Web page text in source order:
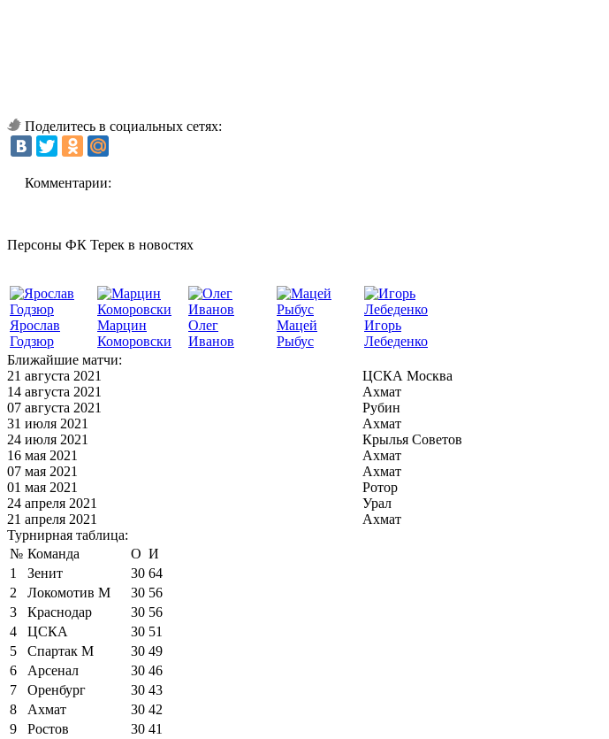
Поделитесь в социальных сетях:
Комментарии:
Персоны ФК Терек в новостях
Ярослав
Годзюр
Марцин
Коморовски
Олег
Иванов
Мацей
Рыбус
Игорь
Лебеденко
Ближайшие матчи:
21 августа 2021
ЦСКА Москва
14 августа 2021
Ахмат
07 августа 2021
Рубин
31 июля 2021
Ахмат
24 июля 2021
Крылья Советов
16 мая 2021
Ахмат
07 мая 2021
Ахмат
01 мая 2021
Ротор
24 апреля 2021
Урал
21 апреля 2021
Ахмат
Турнирная таблица:
№ Команда О И
1
Зенит 30 64
2
Локомотив М 30 56
3
Краснодар 30 56
4
ЦСКА 30 51
5
Спартак М 30 49
6
Арсенал 30 46
7
Оренбург 30 43
8
Ахмат 30 42
9
Ростов 30 41